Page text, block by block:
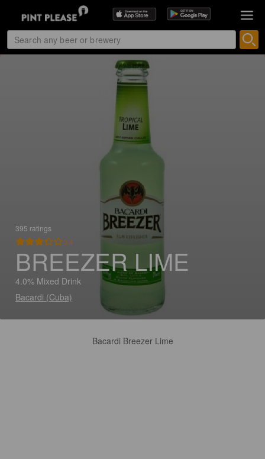
395 ratings
3.4
BREEZER LIME
4.0% Mixed Drink
Bacardi (Cuba)
Bacardi Breezer Lime